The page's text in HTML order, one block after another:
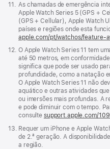
Nota
rodapé
11.
As chamadas de emergência
Apple Watch Series 5 (GPS +
(GPS + Cellular), Apple Watch
países e regiões onde esta
apple.com/pt/watchos/feature-
Nota
rodapé
12. O Apple Watch Series 11 tem
até 50 metros, em
significa que pode ser usado
profundidade, como a natação
O Apple Watch Series 11 não
aquático e outras atividades
ou imersões mais profundas. A
e pode diminuir com o tempo.
consulte support.apple.com/
Nota
rodapé
13. Requer um iPhone e Apple
de 2.ª geração. A
a região.